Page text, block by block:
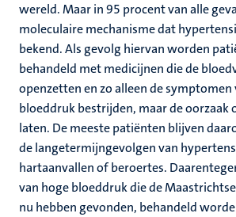
wereld. Maar in 95 procent van alle
moleculaire mechanisme dat
bekend. Als gevolg hiervan worden
behandeld met medicijnen die de
openzetten en zo alleen de symptomen
bloeddruk bestrijden, maar de oorzaak
laten. De meeste patiënten blijven
de langetermijngevolgen van
hartaanvallen of beroertes.
van hoge bloeddruk die de
nu hebben gevonden, behandeld